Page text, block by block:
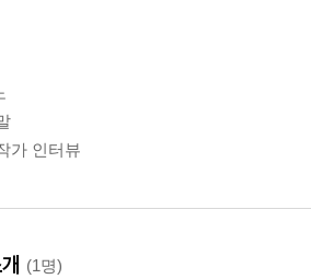
가 인터뷰
(1명)